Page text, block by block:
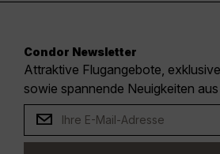
Condor Newsletter
Attraktive Flugangebote,
sowie spannende Neuigkeiten